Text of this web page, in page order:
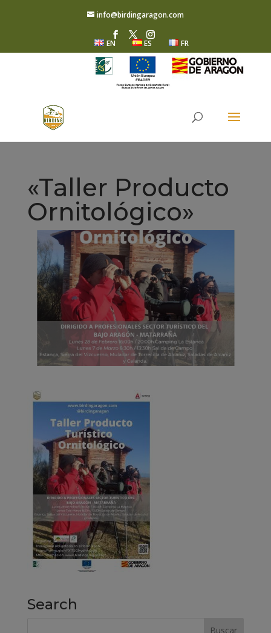
info@birdingaragon.com
EN ES FR
«Taller Producto
Ornitológico»
Search